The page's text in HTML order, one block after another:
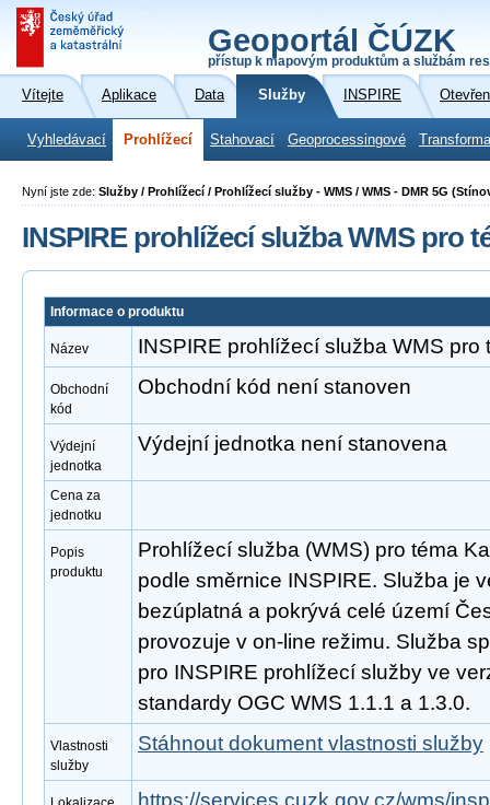
Geoportál ČÚZK
přístup k mapovým produktům a službám
Vítejte Aplikace Data Služby INSPIRE
Vyhledávací Prohlížecí Stahovací Geoprocessingové
Nyní jste zde: Služby / Prohlížecí / Prohlížecí služby - WMS / WMS - DMR 5G
INSPIRE prohlížecí služba WMS pro
Informace o produktu
Název INSPIRE prohlížecí služba WMS pro
Obchodní
kód
Obchodní kód není stanoven
Výdejní
jednotka
Výdejní jednotka není stanovena
Cena za
jednotku
Popis
produktu
Prohlížecí služba (WMS) pro téma
podle směrnice INSPIRE. Služba je
bezúplatná a pokrývá celé území
provozuje v on-line režimu. Služba
pro INSPIRE prohlížecí služby ve
standardy OGC WMS 1.1.1 a 1.3.0.
Vlastnosti
služby
Stáhnout dokument vlastnosti služby
https://services.cuzk.gov.cz/wms/